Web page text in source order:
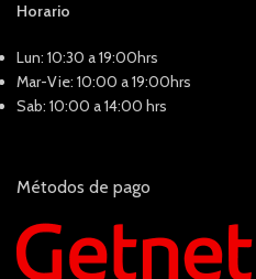
Horario
Lun: 10:30 a 19:00hrs
Mar-Vie: 10:00 a 19:00hrs
Sab: 10:00 a 14:00 hrs
Métodos de pago